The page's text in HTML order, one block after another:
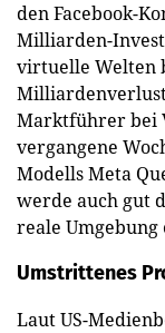
den Facebook-
Milliarden-
virtuelle Welten
Marktführer bei
vergangene
Modells Meta
werde auch gut
reale Umgebung
Umstrittenes
Laut US-